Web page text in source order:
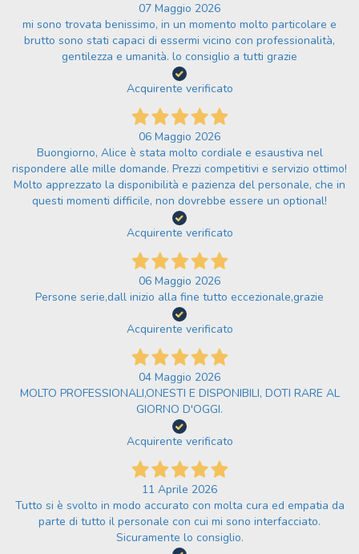
07 Maggio 2026
mi sono trovata benissimo, in un momento molto particolare e
brutto sono stati capaci di essermi vicino con professionalità,
gentilezza e umanità. lo consiglio a tutti grazie
Acquirente verificato
06 Maggio 2026
Buongiorno, Alice è stata molto cordiale e esaustiva nel
rispondere alle mille domande. Prezzi competitivi e servizio ottimo!
Molto apprezzato la disponibilità e pazienza del personale, che in
questi momenti difficile, non dovrebbe essere un optional!
Acquirente verificato
06 Maggio 2026
Persone serie,dall inizio alla fine tutto eccezionale,grazie
Acquirente verificato
04 Maggio 2026
MOLTO PROFESSIONALI,ONESTI E DISPONIBILI, DOTI RARE AL
GIORNO D'OGGI.
Acquirente verificato
11 Aprile 2026
Tutto si è svolto in modo accurato con molta cura ed empatia da
parte di tutto il personale con cui mi sono interfacciato.
Sicuramente lo consiglio.